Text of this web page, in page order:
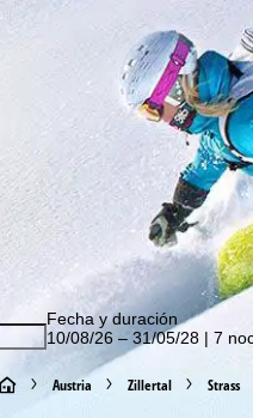
enterarse de nuestras
Fecha y duración
10/08/26 – 31/05/28 | 7
P Austria Zillertal Strass